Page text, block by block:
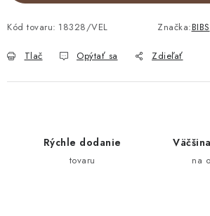
Kód tovaru: 18328/VEL Značka:BIBS
Tlač Opýtať sa Zdieľať
Rýchle dodanie
tovaru na